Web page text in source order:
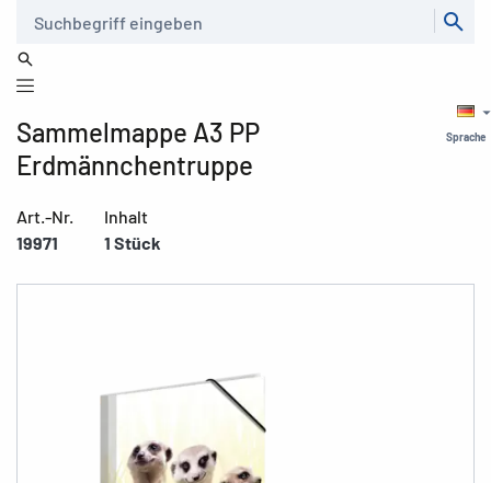
Sprache
Sammelmappe A3 PP
Erdmännchentruppe
Art.-Nr.
19971
Inhalt
1 Stück